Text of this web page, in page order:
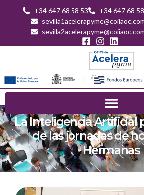
+34 647 68 58 53
+34 647 68
La Inteligencia Artificial
de las jornadas de
Hermanas